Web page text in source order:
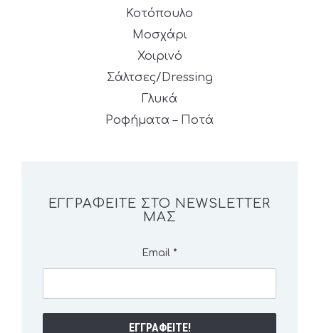
Κοτόπουλο
Μοσχάρι
Χοιρινό
Σάλτσες/Dressing
Γλυκά
Ροφήματα – Ποτά
ΕΓΓΡΑΦΕΊΤΕ ΣΤΟ NEWSLETTER
ΜΑΣ
Email *